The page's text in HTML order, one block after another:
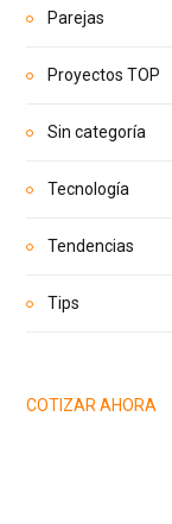
Parejas
Proyectos TOP
Sin categoría
Tecnología
Tendencias
Tips
COTIZAR AHORA